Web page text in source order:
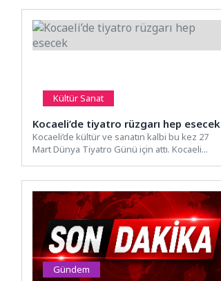
Kültür Sanat
Kocaeli’de tiyatro rüzgarı hep esecek
Kocaeli’de kültür ve sanatın kalbi bu kez 27
Mart Dünya Tiyatro Günü için attı. Kocaeli...
Gündem